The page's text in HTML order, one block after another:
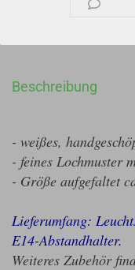
Beschreibung
- weißes,
- feines Lochmuster
- Größe aufgefaltet
Lieferumfang:
E14-Abstandhalter.
Weiteres Zubehör